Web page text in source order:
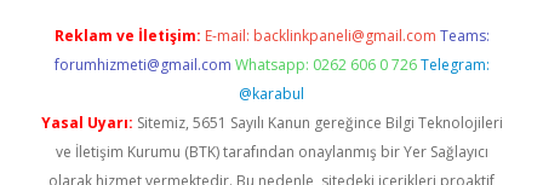
Reklam ve İletişim: E-mail: backlinkpaneli@gmail.com Teams:
forumhizmeti@gmail.com Whatsapp: 0262 606 0 726 Telegram:
@karabul
Yasal Uyarı: Sitemiz, 5651 Sayılı Kanun gereğince Bilgi Teknolojileri
ve İletişim Kurumu (BTK) tarafından onaylanmış bir Yer Sağlayıcı
olarak hizmet vermektedir. Bu nedenle, sitedeki içerikleri proaktif